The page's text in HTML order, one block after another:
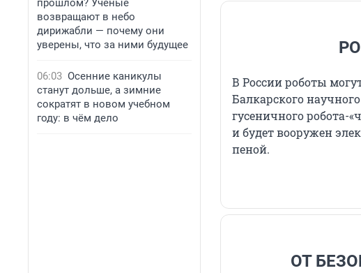
прошлом? Ученые
возвращают в небо
дирижабли — почему они
уверены, что за ними будущее
06:03 Осенние каникулы
станут дольше, а зимние
сократят в новом учебном
году: в чём дело
В России роботы
Балкарского
гусеничного робота-
и будет вооружен
пеной.
ОТ